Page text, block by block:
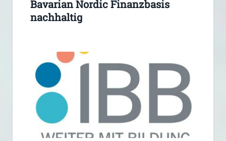
Bavarian Nordic Finanzbasis
nachhaltig